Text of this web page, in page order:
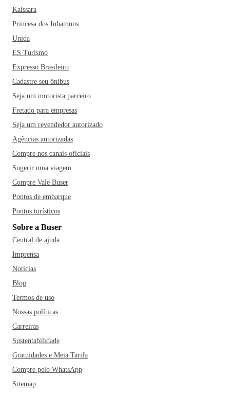
Kaissara
Princesa dos Inhamuns
Unida
ES Turismo
Expresso Brasileiro
Cadastre seu ônibus
Seja um motorista parceiro
Fretado para empresas
Seja um revendedor autorizado
Agências autorizadas
Compre nos canais oficiais
Sugerir uma viagem
Compre Vale Buser
Pontos de embarque
Pontos turísticos
Sobre a Buser
Central de ajuda
Imprensa
Notícias
Blog
Termos de uso
Nossas políticas
Carreiras
Sustentabilidade
Gratuidades e Meia Tarifa
Compre pelo WhatsApp
Sitemap